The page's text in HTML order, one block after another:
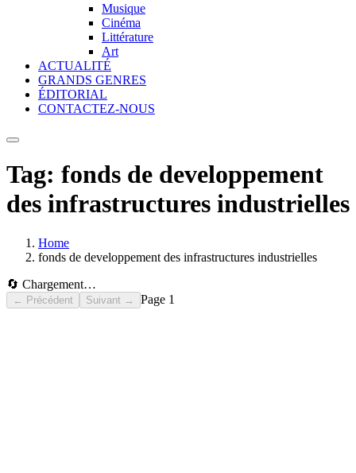
Musique
Cinéma
Littérature
Art
ACTUALITÉ
GRANDS GENRES
ÉDITORIAL
CONTACTEZ-NOUS
Tag: fonds de developpement
des infrastructures industrielles
Home
fonds de developpement des infrastructures industrielles
🔄 Chargement…
← Précédent Suivant → Page 1